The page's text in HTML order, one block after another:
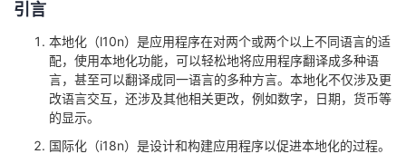
子
直
播
的
活
我
的
开
的
引言
本地化（l10n）是应用程序在对两个或两个以上不同语言的适
配，使用本地化功能，可以轻松地将应用程序翻译成多种语
言，甚至可以翻译成同一语言的多种方言。本地化不仅涉及更
改语言交互，还涉及其他相关更改，例如数字，日期，货币等
的显示。
国际化（i18n）是设计和构建应用程序以促进本地化的过程。